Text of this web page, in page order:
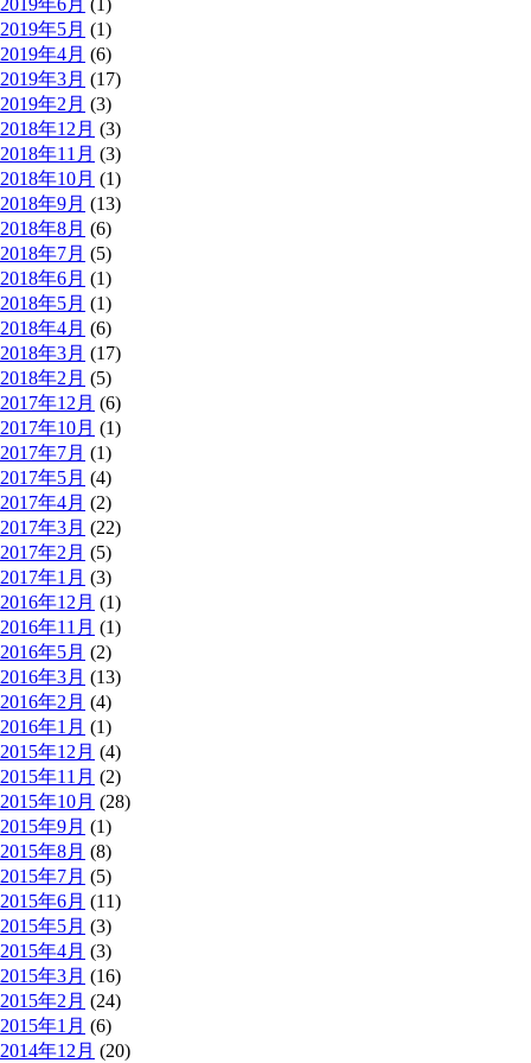
2019年6月 (1)
2019年5月 (1)
2019年4月 (6)
2019年3月 (17)
2019年2月 (3)
2018年12月 (3)
2018年11月 (3)
2018年10月 (1)
2018年9月 (13)
2018年8月 (6)
2018年7月 (5)
2018年6月 (1)
2018年5月 (1)
2018年4月 (6)
2018年3月 (17)
2018年2月 (5)
2017年12月 (6)
2017年10月 (1)
2017年7月 (1)
2017年5月 (4)
2017年4月 (2)
2017年3月 (22)
2017年2月 (5)
2017年1月 (3)
2016年12月 (1)
2016年11月 (1)
2016年5月 (2)
2016年3月 (13)
2016年2月 (4)
2016年1月 (1)
2015年12月 (4)
2015年11月 (2)
2015年10月 (28)
2015年9月 (1)
2015年8月 (8)
2015年7月 (5)
2015年6月 (11)
2015年5月 (3)
2015年4月 (3)
2015年3月 (16)
2015年2月 (24)
2015年1月 (6)
2014年12月 (20)